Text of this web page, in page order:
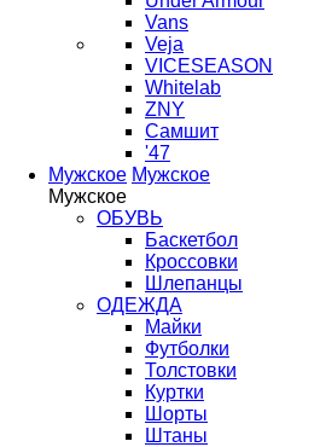
Vans
Veja
VICESEASON
Whitelab
ZNY
Самшит
'47
Мужское Мужское
Мужское
ОБУВЬ
Баскетбол
Кроссовки
Шлепанцы
ОДЕЖДА
Майки
Футболки
Толстовки
Куртки
Шорты
Штаны